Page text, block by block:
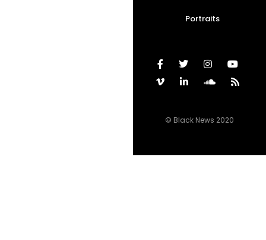
Portraits
© Black News 2020